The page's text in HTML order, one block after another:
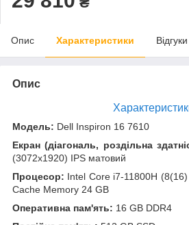
Опис Характеристики
Опис
Модель: Dell Inspiron 16 7610
Екран (діагональ, роздільна
(3072x1920) IPS матовий
Процесор: Intel Core i7-11800H
Cache Memory 24 GB
Оперативна пам'ять: 16 GB DDR4